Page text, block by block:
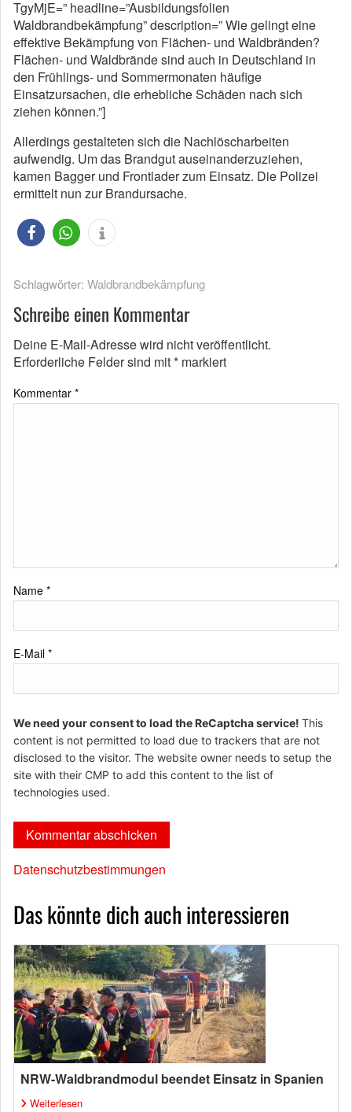
TgyMjE=” headline=”Ausbildungsfolien
Waldbrandbekämpfung” description=” Wie gelingt eine
effektive Bekämpfung von Flächen- und Waldbränden?
Flächen- und Waldbrände sind auch in Deutschland in
den Frühlings- und Sommermonaten häufige
Einsatzursachen, die erhebliche Schäden nach sich
ziehen können.”]
Allerdings gestalteten sich die Nachlöscharbeiten
aufwendig. Um das Brandgut auseinanderzuziehen,
kamen Bagger und Frontlader zum Einsatz. Die Polizei
ermittelt nun zur Brandursache.
Schlagwörter: Waldbrandbekämpfung
Schreibe einen Kommentar
Deine E-Mail-Adresse wird nicht veröffentlicht.
Erforderliche Felder sind mit* markiert
Kommentar *
Name *
E-Mail *
We need your consent to load the ReCaptcha service! This
content is not permitted to load due to trackers that are not
disclosed to the visitor. The website owner needs to setup the
site with their CMP to add this content to the list of
technologies used.
Datenschutzbestimmungen
Das könnte dich auch interessieren
NRW-Waldbrandmodul beendet Einsatz in Spanien
Weiterlesen